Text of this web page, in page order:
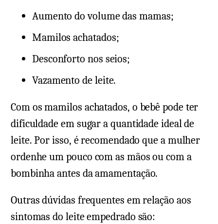
Aumento do volume das mamas;
Mamilos achatados;
Desconforto nos seios;
Vazamento de leite.
Com os mamilos achatados, o bebê pode ter
dificuldade em sugar a quantidade ideal de
leite. Por isso, é recomendado que a mulher
ordenhe um pouco com as mãos ou com a
bombinha antes da amamentação.
Outras dúvidas frequentes em relação aos
sintomas do leite empedrado são: